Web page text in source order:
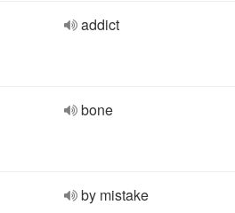
addict
bone
by mistake